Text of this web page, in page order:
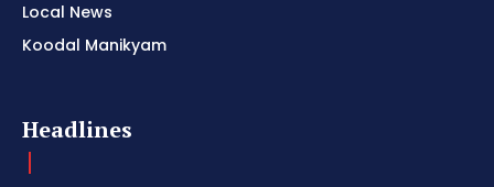
Local News
Koodal Manikyam
Headlines